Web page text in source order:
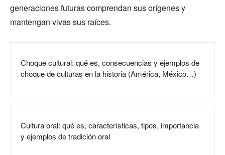
generaciones futuras comprendan sus orígenes y
mantengan vivas sus raíces.
Choque cultural: qué es, consecuencias y ejemplos de
choque de culturas en la historia (América, México…)
Cultura oral: qué es, características, tipos, importancia
y ejemplos de tradición oral